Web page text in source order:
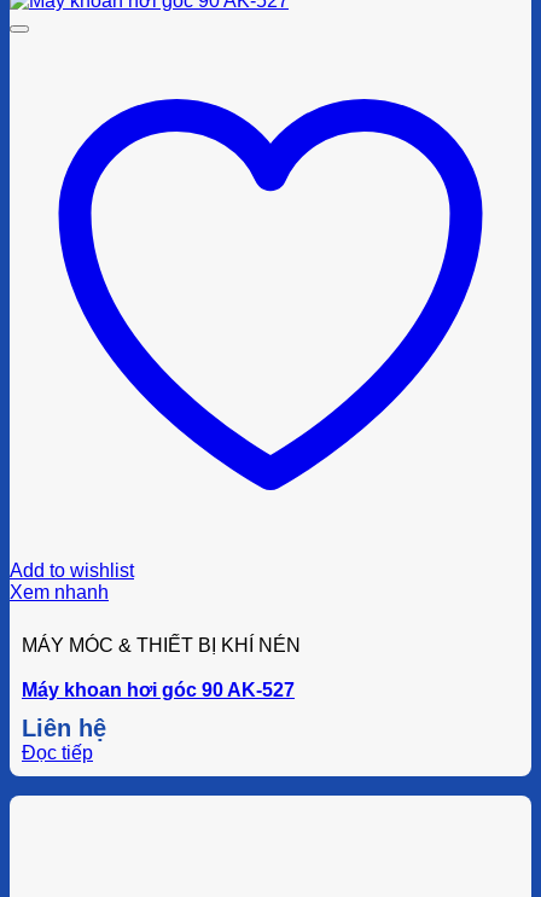
Add to wishlist
Xem nhanh
MÁY MÓC & THIẾT BỊ KHÍ NÉN
Máy khoan hơi góc 90 AK-527
Liên hệ
Đọc tiếp